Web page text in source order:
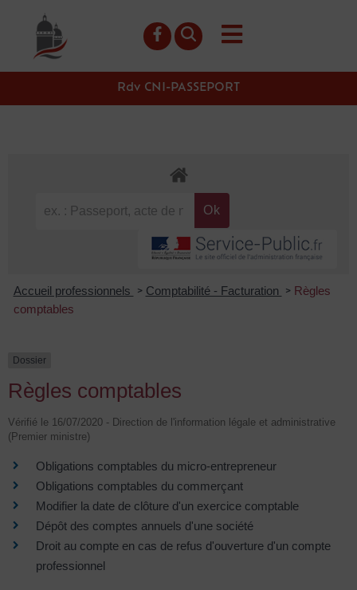
principal
Rdv CNI-PASSEPORT
Accueil professionnels > Comptabilité - Facturation > Règles
comptables
Dossier
Règles comptables
Vérifié le 16/07/2020 - Direction de l'information légale et administrative
(Premier ministre)
Obligations comptables du micro-entrepreneur
Obligations comptables du commerçant
Modifier la date de clôture d'un exercice comptable
Dépôt des comptes annuels d'une société
Droit au compte en cas de refus d'ouverture d'un compte
professionnel